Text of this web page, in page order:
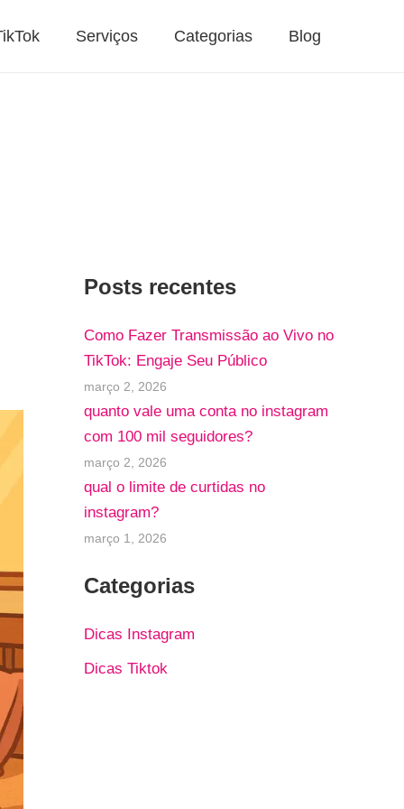
Serviços Categorias Blog
Posts recentes
Como Fazer Transmissão ao Vivo no
TikTok: Engaje Seu Público
março 2, 2026
quanto vale uma conta no instagram
com 100 mil seguidores?
março 2, 2026
qual o limite de curtidas no
instagram?
março 1, 2026
Categorias
Dicas Instagram
Dicas Tiktok